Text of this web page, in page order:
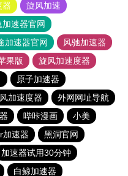
器
旋风加速
加速器官网
加速器官网
风驰加速器
果版
旋风加速度器
原子加速器
加速度器
外网网址导航
哔咔漫画
小美
加速器
黑洞官网
加速器试用30分钟
白鲸加速器